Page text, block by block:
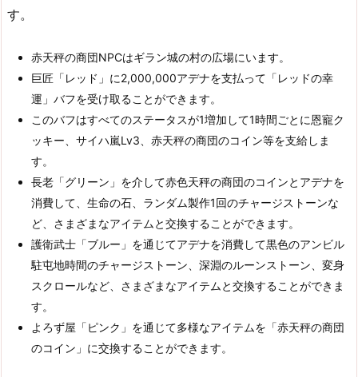
す。
赤天秤の商団NPCはギラン城の村の広場にいます。
巨匠「レッド」に2,000,000アデナを支払って「レッドの幸
運」バフを受け取ることができます。
このバフはすべてのステータスが1増加して1時間ごとに恩寵ク
ッキー、サイハ嵐Lv3、赤天秤の商団のコイン等を支給しま
す。
長老「グリーン」を介して赤色天秤の商団のコインとアデナを
消費して、生命の石、ランダム製作1回のチャージストーンな
ど、さまざまなアイテムと交換することができます。
護衛武士「ブルー」を通じてアデナを消費して黒色のアンビル
駐屯地時間のチャージストーン、深淵のルーンストーン、変身
スクロールなど、さまざまなアイテムと交換することができま
す。
よろず屋「ピンク」を通じて多様なアイテムを「赤天秤の商団
のコイン」に交換することができます。